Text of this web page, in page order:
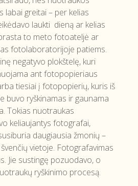
labai greitai – per kelias
laukti dieną ar kelias
to meto fotoateljė ar
fotolaboratorijoje patiems.
negatyvo plokštelę, kuri
ant fotopopieriaus
tiesiai į fotopopierių, kuris iš
buvo ryškinamas ir gaunama
Tokias nuotraukas
keliaujantys fotografai,
daugiausia žmonių –
vietoje. Fotografavimas
Jie sustingę pozuodavo, o
ryškinimo procesą.